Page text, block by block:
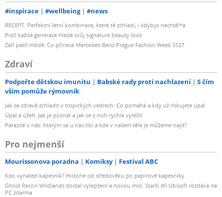
#inspirace #wellbeing #news
RECEPT: Perfektní letní kombinace, které tě zchladí, i kdybys nechtěl*a
Proč každá generace hledá svůj signature beauty look
Září patří módě: Co přinese Mercedes-Benz Prague Fashion Week SS27
Zdraví
Podpořte dětskou imunitu Babské rady proti nachlazení
S čím
vším pomůže rýmovník
Jak se zdravě zchladit v tropických vedrech: Co pomáhá a kdy už riskujete úpal
Úpal a úžeh: Jak je poznat a jak se z nich rychle vyléčit
Parazité v nás: Kterým se u nás líbí a kde v našem těle je můžeme najít?
Pro nejmenší
Mourissonova poradna Komiksy Festival ABC
Kdo vynalezl kapesník? Historie od středověku po papírové kapesníky
Ghost Recon Wildlands dostal vylepšení a novou misi. Starší díl Ubisoft rozdává na
PC zdarma